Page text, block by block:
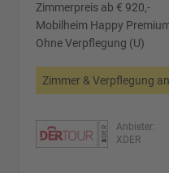
Zimmerpreis ab € 920,-
Mobilheim Happy
Ohne Verpflegung (U)
Zimmer & Verpflegung
Anbieter:
XDER